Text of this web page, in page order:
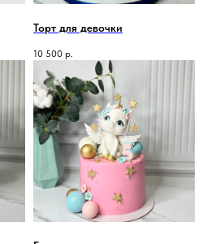
Торт для девочки
10 500 р.